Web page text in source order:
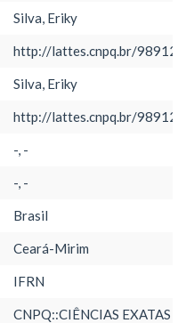
Silva, Eriky
http://lattes.cnpq.br/
Silva, Eriky
http://lattes.cnpq.br/
-, -
-, -
Brasil
Ceará-Mirim
IFRN
CNPQ::CIÊNCIAS EXATAS